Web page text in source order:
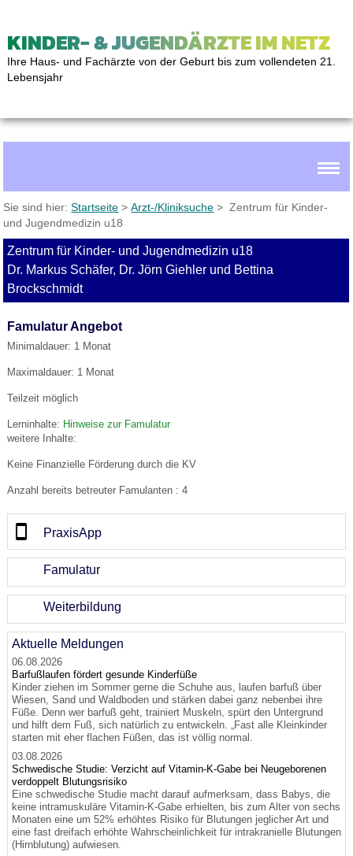
KINDER- & JUGENDÄRZTE IM NETZ
Ihre Haus- und Fachärzte von der Geburt bis zum vollendeten 21.
Lebensjahr
Sie sind hier:Startseite >Arzt-/Kliniksuche > Zentrum für Kinder-
und Jugendmedizin u18
Zentrum für Kinder- und Jugendmedizin u18
Dr. Markus Schäfer, Dr. Jörn Giehler und Bettina
Brockschmidt
Famulatur Angebot
Minimaldauer: 1 Monat
Maximaldauer: 1 Monat
Teilzeit möglich
Lerninhalte: Hinweise zur Famulatur
weitere Inhalte:
Keine Finanzielle Förderung durch die KV
Anzahl bereits betreuter Famulanten : 4
PraxisApp
Famulatur
Weiterbildung
Aktuelle Meldungen
06.08.2026
Barfußlaufen fördert gesunde Kinderfüße
Kinder ziehen im Sommer gerne die Schuhe aus, laufen barfuß über
Wiesen, Sand und Waldboden und stärken dabei ganz nebenbei ihre
Füße. Denn wer barfuß geht, trainiert Muskeln, spürt den Untergrund
und hilft dem Fuß, sich natürlich zu entwickeln. „Fast alle Kleinkinder
starten mit eher flachen Füßen, das ist völlig normal.
03.08.2026
Schwedische Studie: Verzicht auf Vitamin-K-Gabe bei Neugeborenen
verdoppelt Blutungsrisiko
Eine schwedische Studie macht darauf aufmerksam, dass Babys, die
keine intramuskuläre Vitamin-K-Gabe erhielten, bis zum Alter von sechs
Monaten eine um 52% erhöhtes Risiko für Blutungen jeglicher Art und
eine fast dreifach erhöhte Wahrscheinlichkeit für intrakranielle Blutungen
(Hirnblutung) aufwiesen.